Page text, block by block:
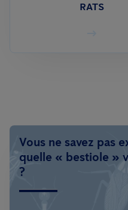
RATS
Vous ne savez pas
quelle « bestiole »
?